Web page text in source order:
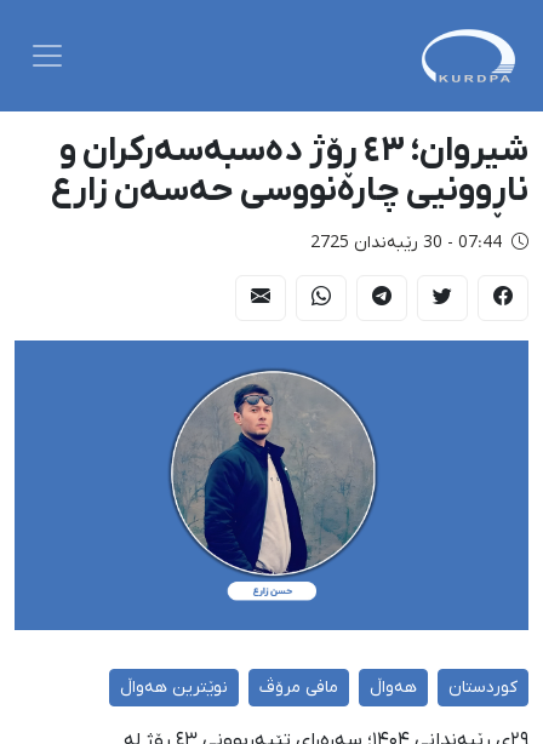
شیروان؛ ٤٣ ڕۆژ دەسبەسەرکران و
ناڕوونیی چارەنووسی حەسەن زارع
07:44 - 30 رێبەندان 2725
کوردستان هەواڵ مافی مرۆڤ نوێترین هەواڵ